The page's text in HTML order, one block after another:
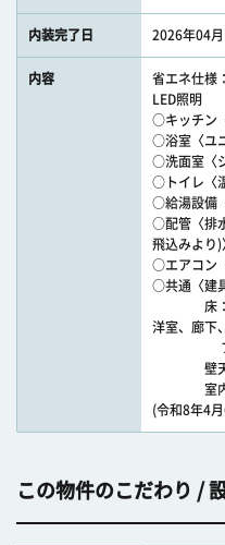
内装完了日 2026年04
内容
省エネ仕様
LED照明
○キッチン
○浴室〈ユ
○洗面室〈
○トイレ〈
○給湯設備
○配管〈排
飛込みより)
○エアコン
○共通〈建
床：フロ
洋室、廊下
フロア
壁天井
室内ク
(令和8年4
この物件のこだわり /